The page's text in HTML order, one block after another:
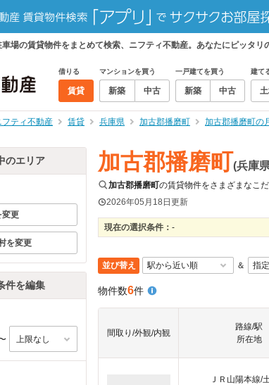
場の賃貸物件をまとめて検索、ニフティ不動産。あなたにピッタリ
借りる
賃貸
マンションを買う
新築 中古
一戸建てを買う
新築 中古
建て
ティ不動産 賃貸 兵庫県 加古郡播磨町 加古郡播磨町の
のエリア
変更
を変更
件を編集
加古郡播磨町(兵庫
加古郡播磨町の賃貸物件をさまざまなこ
2026年05月18日更新
現在の選択条件： -
並び替え ＆
物件数6件
間取り/外観/内観
路線/駅
所在地
ＪＲ山陽本線/